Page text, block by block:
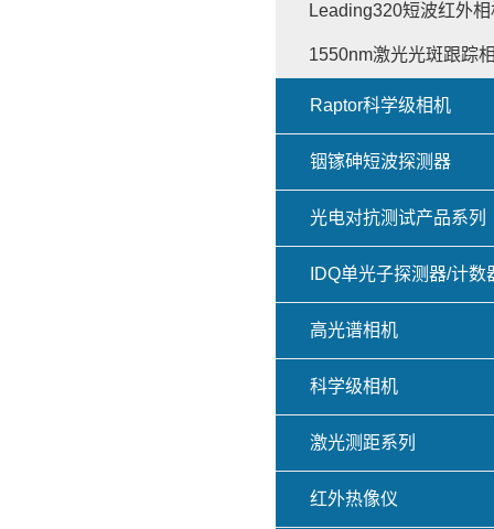
Leading320短波红外相
1550nm激光光斑跟踪
Raptor科学级相机
铟镓砷短波探测器
光电对抗测试产品系列
IDQ单光子探测器/计数
高光谱相机
科学级相机
激光测距系列
红外热像仪